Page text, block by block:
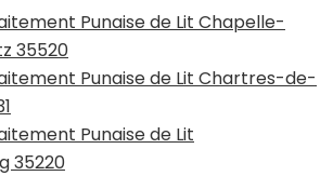
Punaise de Lit Chapelle-
35520
Punaise de Lit Chartres-de-
Punaise de Lit
35220